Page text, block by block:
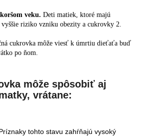
veku. Deti matiek, ktoré majú
riziko vzniku obezity a cukrovky 2.
cukrovka môže viesť k úmrtiu dieťaťa buď
po ňom.
môže spôsobiť aj
vrátane:
tohto stavu zahŕňajú vysoký